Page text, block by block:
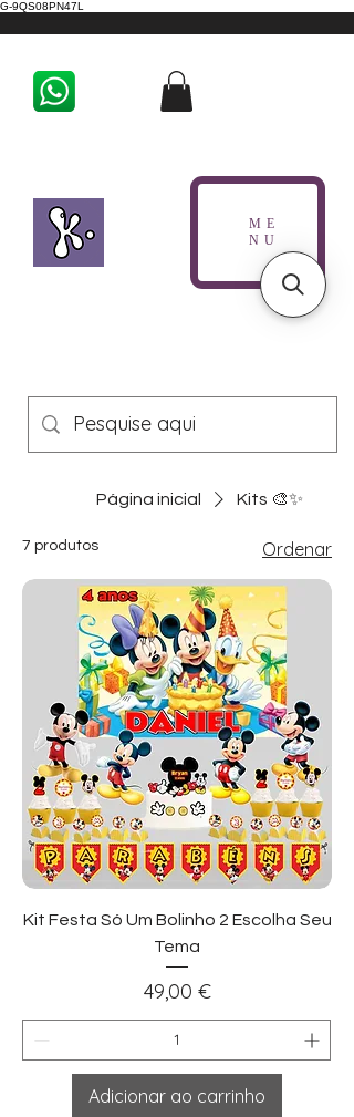
G-9QS08PN47L
ME
NU
Página inicial Kits 🎨✨
7 produtos Ordenar
Kit Festa Só Um Bolinho 2 Escolha Seu
Tema
Preço
49,00 €
Adicionar ao carrinho